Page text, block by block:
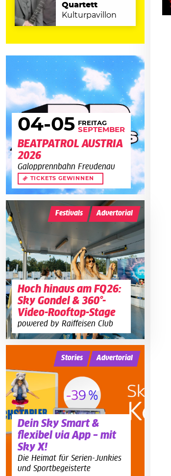
Quartett
Kulturpavillon
04-05 FREITAG
SEPTEMBER
BEATPATROL AUSTRIA
2026
Galopprennbahn Freudenau
TICKETS GEWINNEN
Hoch hinaus am FQ26:
Sky Gondel & 360°-
Video-Rooftop-Stage
powered by Raiffeisen Club
Festivals Advertorial
Dein Sky Smart &
flexibel via App – mit
Sky X!
Die Heimat für Serien-Junkies
und Sportbegeisterte
Stories Advertorial